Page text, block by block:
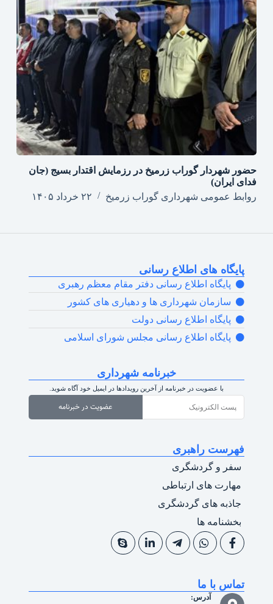
حضور شهردار گوراب زرمیخ در رزمایش اقتدار بسیج (جان
فدای ایران)
روابط عمومی شهرداری گوراب زرمیخ
۲۲ خرداد ۱۴۰۵
پایگاه های اطلاع رسانی
پایگاه اطلاع رسانی دفتر مقام معظم رهبری
سازمان شهرداری ها و دهیاری های کشور
پایگاه اطلاع رسانی دولت
پایگاه اطلاع رسانی مجلس شورای اسلامی
خبرنامه شهرداری
با عضویت در خبرنامه از آخرین رویدادها در ایمیل خود آگاه شوید.
عضویت در خبرنامه
فهرست راهبری
سفر و گردشگری
مهارت های ارتباطی
جاذبه های گردشگری
بخشنامه ها
تماس با ما
آدرس: